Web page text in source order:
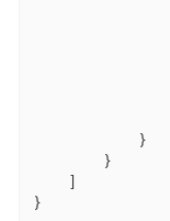
            }
        }
    ]
}